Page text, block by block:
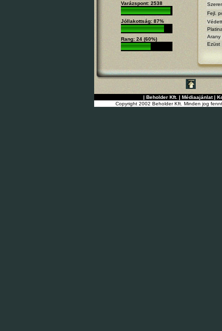
Varázspont: 2538
Jóllakottság: 87%
Rang: 24 (60%)
Fejl.
Arany
Ezüst
| Beholder Kft. | Médiaajánlat|
Copyright 2002 Beholder Kft. Minden jog